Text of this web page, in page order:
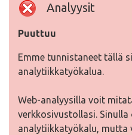
Analyysit
Puuttuu
Emme tunnistaneet tällä
analytiikkatyökalua.
Web-analyysilla voit
verkkosivustollasi.
analytiikkatyökalu, mutta